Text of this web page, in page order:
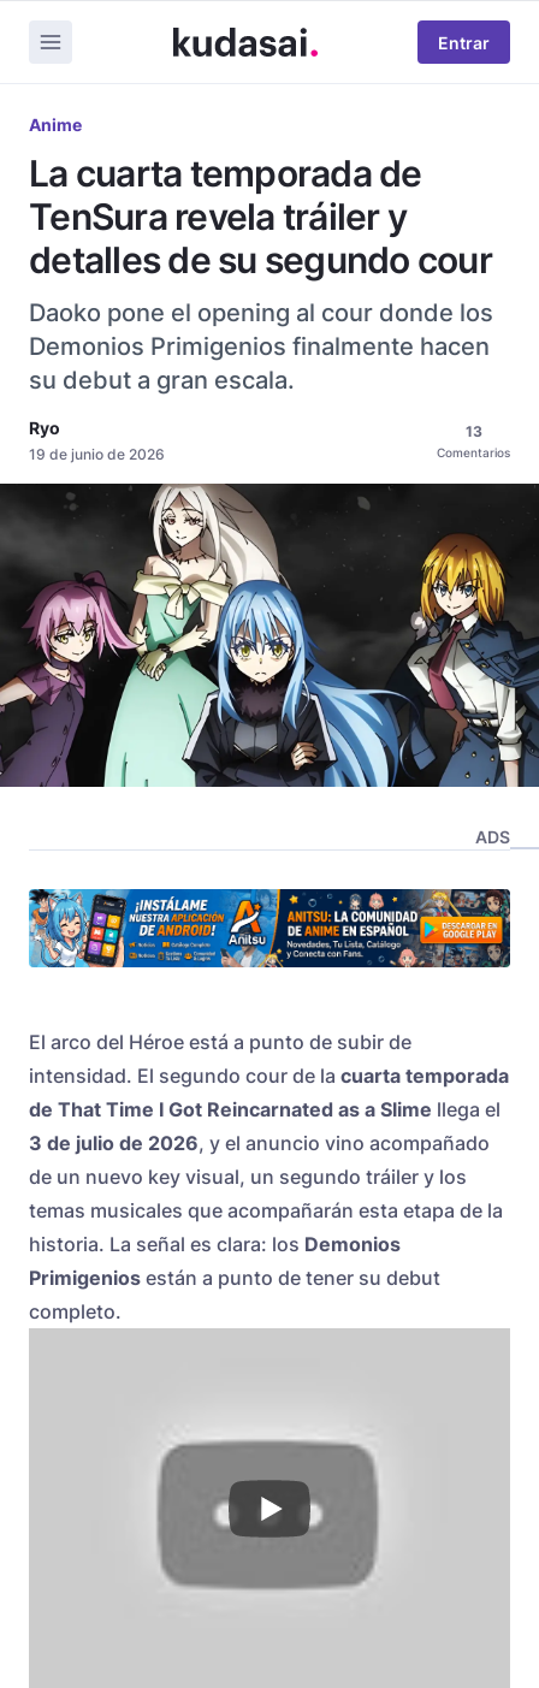
Entrar
Anime
La cuarta temporada de
TenSura revela tráiler y
detalles de su segundo cour
Daoko pone el opening al cour donde los
Demonios Primigenios finalmente hacen
su debut a gran escala.
Ryo
19 de junio de 2026
13
Comentarios
ADS
El arco del Héroe está a punto de subir de
intensidad. El segundo cour de la cuarta temporada
de That Time I Got Reincarnated as a Slime llega el
3 de julio de 2026, y el anuncio vino acompañado
de un nuevo key visual, un segundo tráiler y los
temas musicales que acompañarán esta etapa de la
historia. La señal es clara: los Demonios
Primigenios están a punto de tener su debut
completo.